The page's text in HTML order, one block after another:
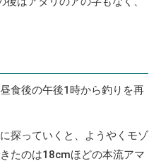
食後の午後1時から釣りを再
探っていくと、ようやくモゾ
たのは18cmほどの本流アマ